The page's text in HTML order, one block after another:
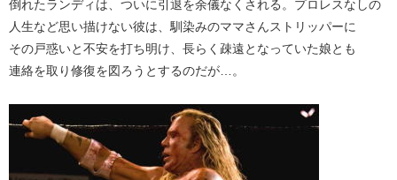
倒れたランディは、ついに引退を余儀なくされる。プロレスなしの
人生など思い描けない彼は、馴染みのママさんストリッパーに
その戸惑いと不安を打ち明け、長らく疎遠となっていた娘とも
連絡を取り修復を図ろうとするのだが…。